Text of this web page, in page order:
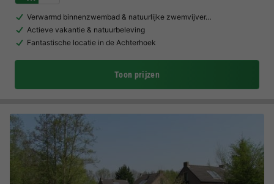
Verwarmd binnenzwembad & natuurlijke zwemvijver…
Actieve vakantie & natuurbeleving
Fantastische locatie in de Achterhoek
Toon prijzen